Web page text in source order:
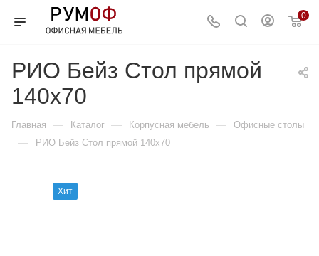
0
РИО Бейз Стол прямой
140x70
Главная — Каталог — Корпусная мебель — Офисные столы
— РИО Бейз Стол прямой 140x70
Хит